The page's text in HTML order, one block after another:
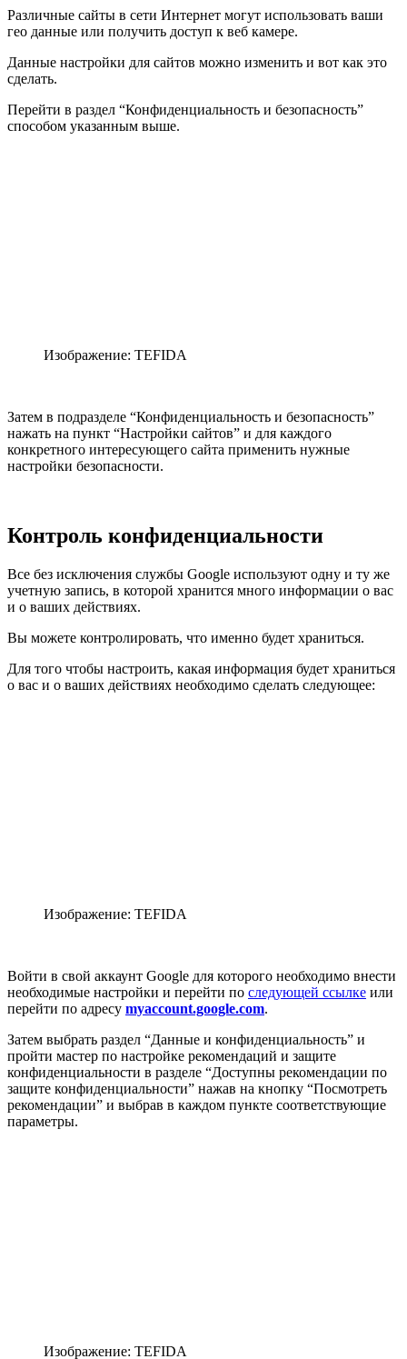
Различные сайты в сети Интернет могут использовать ваши
гео данные или получить доступ к веб камере.
Данные настройки для сайтов можно изменить и вот как это
сделать.
Перейти в раздел “Конфиденциальность и безопасность”
способом указанным выше.
Изображение: TEFIDA
Затем в подразделе “Конфиденциальность и безопасность”
нажать на пункт “Настройки сайтов” и для каждого
конкретного интересующего сайта применить нужные
настройки безопасности.
Контроль конфиденциальности
Все без исключения службы Google используют одну и ту же
учетную запись, в которой хранится много информации о вас
и о ваших действиях.
Вы можете контролировать, что именно будет храниться.
Для того чтобы настроить, какая информация будет храниться
о вас и о ваших действиях необходимо сделать следующее:
Изображение: TEFIDA
Войти в свой аккаунт Google для которого необходимо внести
необходимые настройки и перейти по следующей ссылке или
перейти по адресу myaccount.google.com.
Затем выбрать раздел “Данные и конфиденциальность” и
пройти мастер по настройке рекомендаций и защите
конфиденциальности в разделе “Доступны рекомендации по
защите конфиденциальности” нажав на кнопку “Посмотреть
рекомендации” и выбрав в каждом пункте соответствующие
параметры.
Изображение: TEFIDA